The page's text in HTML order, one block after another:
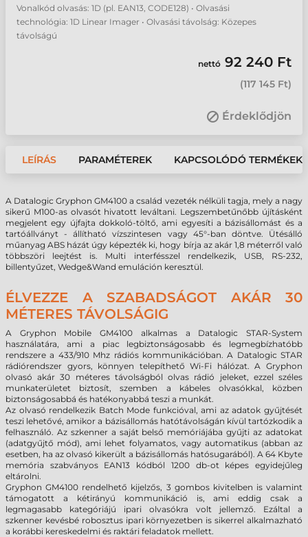
Vonalkód olvasás: 1D (pl. EAN13, CODE128) • Olvasási
technológia: 1D Linear Imager • Olvasási távolság: Közepes
távolságú
nettó 92 240 Ft
(117 145 Ft)
Érdeklődjön
LEÍRÁS PARAMÉTEREK KAPCSOLÓDÓ TERMÉKEK
A Datalogic Gryphon GM4100 a család vezeték nélküli tagja, mely a nagy
sikerű M100-as olvasót hivatott leváltani. Legszembetűnőbb újításként
megjelent egy újfajta dokkoló-töltő, ami egyesíti a bázisállomást és a
tartóállványt - állítható vízszintesen vagy 45°-ban döntve. Ütésálló
műanyag ABS házát úgy képezték ki, hogy bírja az akár 1,8 méterről való
többszöri leejtést is. Multi interfésszel rendelkezik, USB, RS-232,
billentyűzet, Wedge&Wand emuláción keresztül.
ÉLVEZZE A SZABADSÁGOT AKÁR 30
MÉTERES TÁVOLSÁGIG
A Gryphon Mobile GM4100 alkalmas a Datalogic STAR-System
használatára, ami a piac legbiztonságosabb és legmegbízhatóbb
rendszere a 433/910 Mhz rádiós kommunikációban. A Datalogic STAR
rádiórendszer gyors, könnyen telepíthető Wi-Fi hálózat. A Gryphon
olvasó akár 30 méteres távolságból olvas rádió jeleket, ezzel széles
munkaterületet biztosít, szemben a kábeles olvasókkal, közben
biztonságosabbá és hatékonyabbá teszi a munkát.
Az olvasó rendelkezik Batch Mode funkcióval, ami az adatok gyűjtését
teszi lehetővé, amikor a bázisállomás hatótávolságán kívül tartózkodik a
felhasználó. Az szkenner a saját belső memóriájába gyűjti az adatokat
(adatgyűjtő mód), ami lehet folyamatos, vagy automatikus (abban az
esetben, ha az olvasó kikerült a bázisállomás hatósugarából). A 64 Kbyte
memória szabványos EAN13 kódból 1200 db-ot képes egyidejűleg
eltárolni.
Gryphon GM4100 rendelhető kijelzős, 3 gombos kivitelben is valamint
támogatott a kétirányú kommunikáció is, ami eddig csak a
legmagasabb kategóriájú ipari olvasókra volt jellemző. Ezáltal a
szkenner kevésbé robosztus ipari környezetben is sikerrel alkalmazható
a korábbi kereskedelmi és raktári feladatok mellett.